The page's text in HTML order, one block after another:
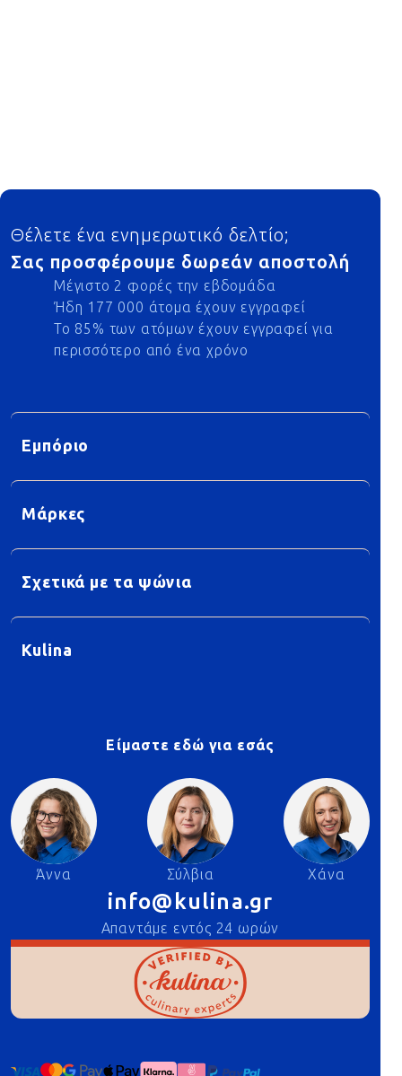
Footer
Θέλετε ένα ενημερωτικό δελτίο;
Σας προσφέρουμε δωρεάν αποστολή
Μέγιστο 2 φορές την εβδομάδα
Ήδη 177 000 άτομα έχουν εγγραφεί
Το 85% των ατόμων έχουν εγγραφεί για
περισσότερο από ένα χρόνο
Εμπόριο
Μάρκες
Σχετικά με τα ψώνια
Kulina
Είμαστε εδώ για εσάς
Άννα Σύλβια Χάνα
info@kulina.gr
Απαντάμε εντός 24 ωρών